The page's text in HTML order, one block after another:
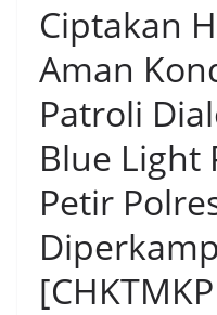
Ciptakan
Aman
Patroli
Blue Light
Petir